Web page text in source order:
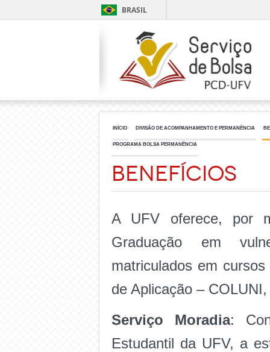
BRASIL
INÍCIO DIVISÃO DE ACOMPANHAMENTO E PERMANÊNCIA
PROGRAMA BOLSA PERMANÊNCIA
Benefícios
A UFV oferece, por
Graduação em
matriculados em
de Aplicação –
Serviço Moradia:
Estudantil da UFV, a